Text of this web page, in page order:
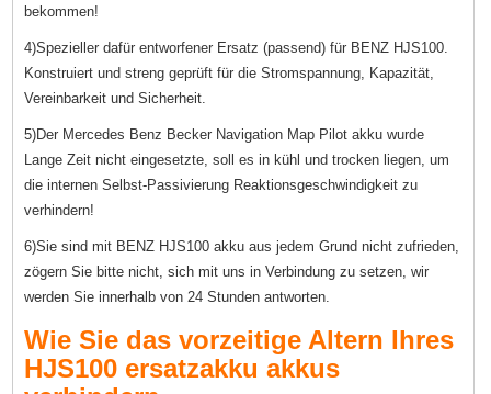
bekommen!
4)Spezieller dafür entworfener Ersatz (passend) für BENZ HJS100.
Konstruiert und streng geprüft für die Stromspannung, Kapazität,
Vereinbarkeit und Sicherheit.
5)Der Mercedes Benz Becker Navigation Map Pilot akku wurde
Lange Zeit nicht eingesetzte, soll es in kühl und trocken liegen, um
die internen Selbst-Passivierung Reaktionsgeschwindigkeit zu
verhindern!
6)Sie sind mit BENZ HJS100 akku aus jedem Grund nicht zufrieden,
zögern Sie bitte nicht, sich mit uns in Verbindung zu setzen, wir
werden Sie innerhalb von 24 Stunden antworten.
Wie Sie das vorzeitige Altern Ihres
HJS100 ersatzakku akkus